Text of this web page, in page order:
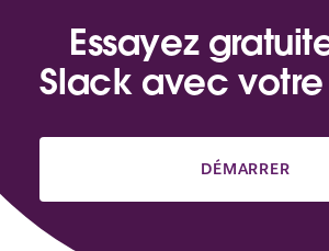
Essayez
Slack avec
DÉMARRER